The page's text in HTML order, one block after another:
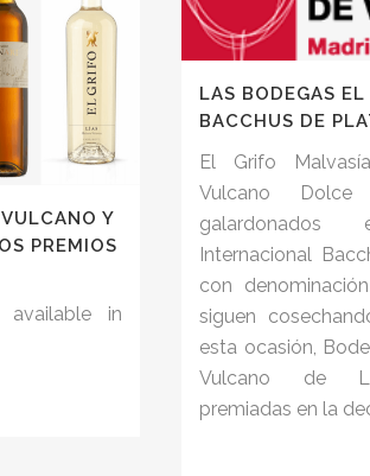
Y
PREMIOS
in
LAS BODEGAS
BACCHUS DE
El Grifo
Vulcano
Internacional
con
siguen
esta ocasión,
Vulcano de
premiadas en la